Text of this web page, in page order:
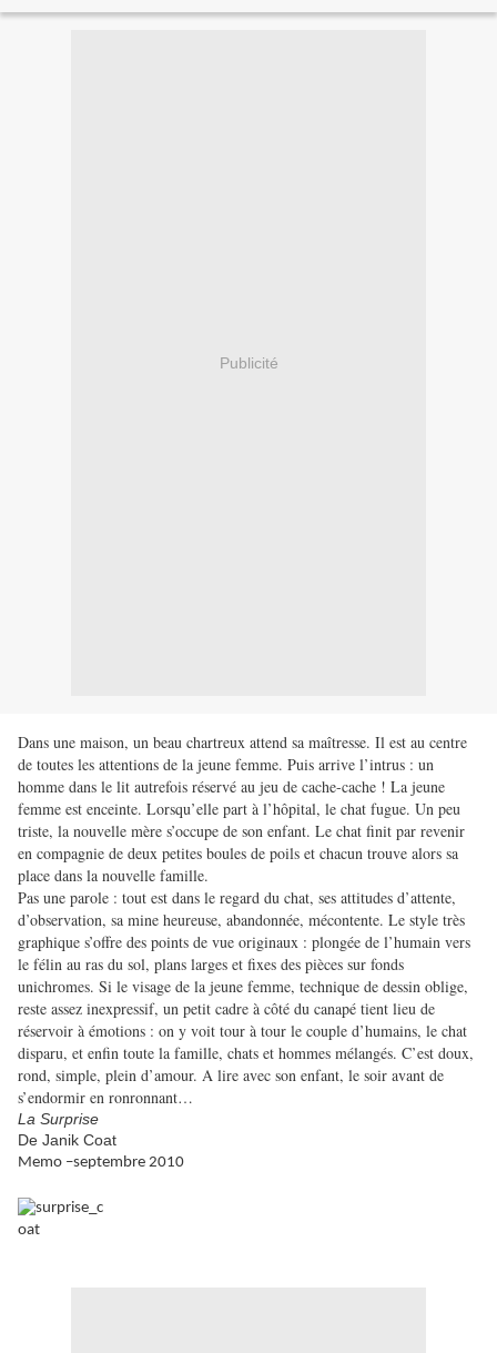
Publicité
Dans une maison, un beau chartreux attend sa maîtresse. Il est au centre
de toutes les attentions de la jeune femme. Puis arrive l’intrus : un
homme dans le lit autrefois réservé au jeu de cache-cache ! La jeune
femme est enceinte. Lorsqu’elle part à l’hôpital, le chat fugue. Un peu
triste, la nouvelle mère s’occupe de son enfant. Le chat finit par revenir
en compagnie de deux petites boules de poils et chacun trouve alors sa
place dans la nouvelle famille.
Pas une parole : tout est dans le regard du chat, ses attitudes d’attente,
d’observation, sa mine heureuse, abandonnée, mécontente. Le style très
graphique s’offre des points de vue originaux : plongée de l’humain vers
le félin au ras du sol, plans larges et fixes des pièces sur fonds
unichromes. Si le visage de la jeune femme, technique de dessin oblige,
reste assez inexpressif, un petit cadre à côté du canapé tient lieu de
réservoir à émotions : on y voit tour à tour le couple d’humains, le chat
disparu, et enfin toute la famille, chats et hommes mélangés. C’est doux,
rond, simple, plein d’amour. A lire avec son enfant, le soir avant de
s’endormir en ronronnant…
La Surprise
De Janik Coat
Memo –septembre 2010